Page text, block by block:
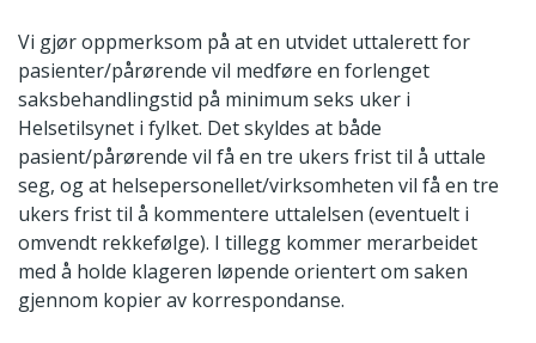
Vi gjør oppmerksom på at en utvidet uttalerett for
pasienter/pårørende vil medføre en forlenget
saksbehandlingstid på minimum seks uker i
Helsetilsynet i fylket. Det skyldes at både
pasient/pårørende vil få en tre ukers frist til å uttale
seg, og at helsepersonellet/virksomheten vil få en tre
ukers frist til å kommentere uttalelsen (eventuelt i
omvendt rekkefølge). I tillegg kommer merarbeidet
med å holde klageren løpende orientert om saken
gjennom kopier av korrespondanse.